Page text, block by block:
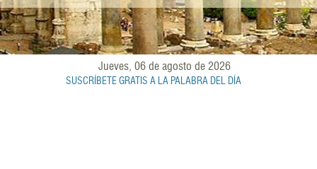
Jueves, 06 de agosto de 2026
SUSCRÍBETE GRATIS A LA PALABRA DEL DÍA